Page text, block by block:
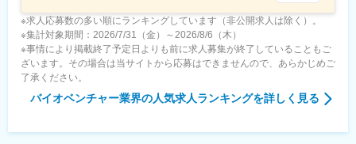
※求人応募数の多い順にランキングしています（非公開求人は除く）。
※集計対象期間：2026/7/31（金）～2026/8/6（木）
※事情により掲載終了予定日よりも前に求人募集が終了していることもご
ざいます。その場合は当サイトから応募はできませんので、あらかじめご
了承ください。
バイオベンチャー業界の人気求人ランキングを詳しく見る